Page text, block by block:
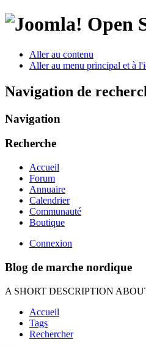
Open
Aller au contenu
Aller au menu principal et à
Navigation de
Navigation
Recherche
Accueil
Forum
Annuaire
Calendrier
Communauté
Boutique
Connexion
Blog de marche nordique
A SHORT DESCRIPTION
Accueil
Tags
Rechercher